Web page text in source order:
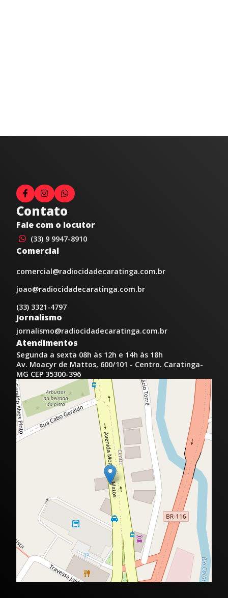
Contato
Fale com o locutor
(33) 9 9947-8910
Comercial
comercial@radiocidadecaratinga.com.br
joao@radiocidadecaratinga.com.br
(33) 3321-4797
Jornalismo
jornalismo@radiocidadecaratinga.com.br
Atendimentos
Segunda a sexta 08h às 12h e 14h às 18h
Av. Moacyr de Mattos, 600/101 - Centro. Caratinga-
MG CEP 35300-396